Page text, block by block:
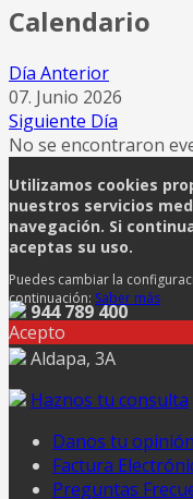
Calendario
Día Anterior
07. Junio 2026
Siguiente Día
No se encontraron
Utilizamos cookies
nuestros servicios
navegación. Si
aceptas su uso.
Puedes cambiar la
continuación: Saber más
Acepto
944 789 400
Aldapa, 3A
Haznos tu consulta
Danos tu opinión
Factura
Preguntas